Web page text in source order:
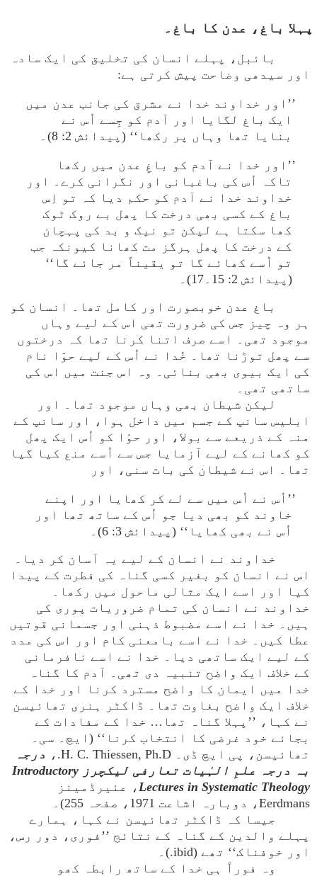
بائبل، پہلے انسان کی تخلیق کی ایک سادہ
اور سیدھی وضاحت پیش کرتی ہے:
’’اور خداوند خدا نے مشرق کی جانب عدن میں
ایک باغ لگایا اور آدم کو جِسے اُس نے
بنایا تھا وہاں پر رکھا‘‘ (پیدائش 2: 8)۔
’’اور خدا نے آدم کو باغِ عدن میں رکھا
تاکہ اُس کی باغبانی اور نگرانی کرے۔ اور
خداوند خدا نے آدم کو حکم دیا کہ تو اِس
باغ کے کسی بھی درخت کا پھل بے روک ٹوک
کھا سکتا ہے لیکن تو نیک و بد کی پہچان
کے درخت کا پھل ہرگز مت کھانا کیونکہ جب
تو اُسے کھائے گا تو یقیناً مر جائے گا‘‘
(پیدائش 2: 15۔17)۔
باغ عدن خوبصورت اور کامل تھا۔ انسان کو
ہر وہ چیز جس کی ضرورت تھی اس کے لیے وہاں
موجود تھی۔ اسے صرف اتنا کرنا تھا کہ درختوں
سے پھل توڑنا تھا۔ خُدا نے اُس کے لیے حوّا نام
کی ایک بیوی بھی بنائی۔ وہ اس جنت میں اس کی
ساتھی تھی۔
لیکن شیطان بھی وہاں موجود تھا۔ اور
ابلیس سانپ کے جسم میں داخل ہوا، اور سانپ کے
منہ کے ذریعے سے بولا، اور حوّا کو اُس ایک پھل
کو کھانے کے لیے آزمایا جس سے اُسے منع کیا گیا
تھا۔ اس نے شیطان کی بات سنی، اور
’’اُس نے اُس میں سے لے کر کھایا اور اپنے
خاوند کو بھی دیا جو اُس کے ساتھ تھا اور
اُس نے بھی کھایا‘‘ (پیدائش 3: 6)۔
خداوند نے انسان کے لیے یہ آسان کر دیا۔
اس نے انسان کو بغیر کسی گناہ کی فطرت کے پیدا
کیا اور اسے ایک مثالی ماحول میں رکھا۔
خداوند نے انسان کی تمام ضروریات پوری کی
ہیں۔ خدا نے اسے مضبوط ذہنی اور جسمانی قوتیں
عطا کیں۔ خدا نے اسے بامعنی کام اور اس کی مدد
کے لیے ایک ساتھی دیا۔ خدا نے اسے نافرمانی
کے خلاف ایک واضح تنبیہ دی تھی۔ آدم کا گناہ
خدا میں ایمان کا واضح مسترد کرنا اور خدا کے
خلاف ایک واضح بغاوت تھا۔ ڈاکٹر ہنری تھائیسن
نے کہا، ’’پہلا گناہ تھا… خدا کے مفادات کے
بجائے خود غرضی کا انتخاب کرنا‘‘ (ایچ۔ سی۔
تھائیسن، پی ایچ ڈی۔ H. C. Thiessen, Ph.D.،
درجہ
بہ درجہ علمِ الہٰیات تعارفی لیکچرز Introductory
Lectures in Systematic Theology ، عئیرڈمینز
Eerdmans، دوبارہ اشاعت 1971، صفحہ 255)۔
جیسا کہ ڈاکٹر تھائیسن نے کہا، ہمارے
پہلے والدین کے گناہ کے نتائج ’’فوری، دور رس،
اور خوفناک‘‘ تھے (ibid.)۔
وہ فوراً ہی خدا کے ساتھ رابطہ کھو